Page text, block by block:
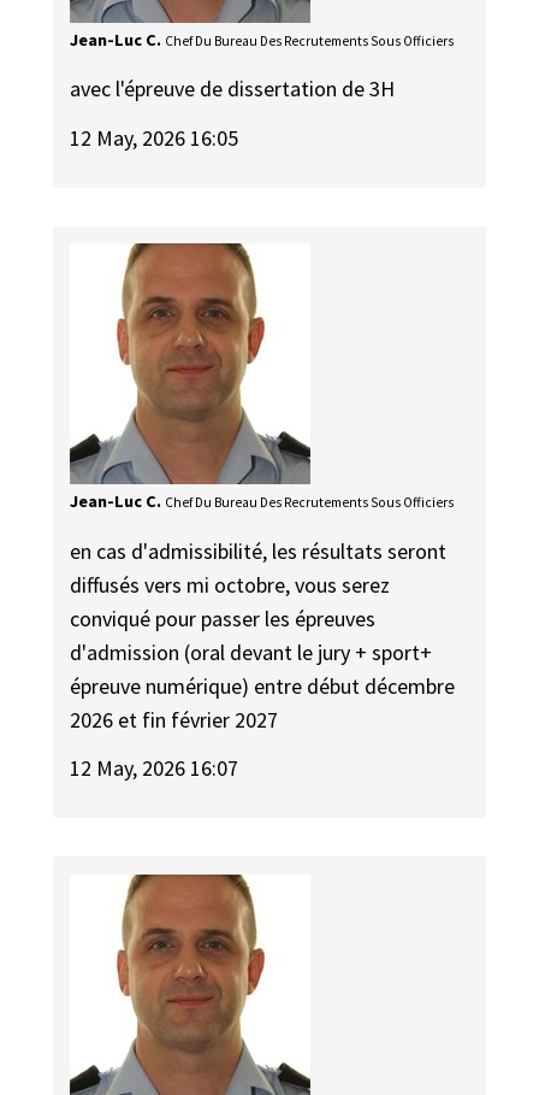
Jean-Luc C. Chef Du Bureau Des Recrutements Sous Officiers
avec l'épreuve de dissertation de 3H
12 May, 2026 16:05
Jean-Luc C. Chef Du Bureau Des Recrutements Sous Officiers
en cas d'admissibilité, les résultats seront
diffusés vers mi octobre, vous serez
conviqué pour passer les épreuves
d'admission (oral devant le jury + sport+
épreuve numérique) entre début décembre
2026 et fin février 2027
12 May, 2026 16:07